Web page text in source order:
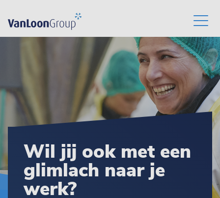
Wil jij ook met een
glimlach naar je
werk?